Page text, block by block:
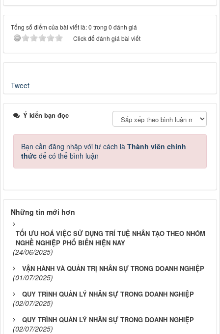
Tổng số điểm của bài viết là: 0 trong 0 đánh giá
Click để đánh giá bài viết
Tweet
Ý kiến bạn đọc
Bạn cần đăng nhập với tư cách là Thành viên chính
thức để có thể bình luận
Những tin mới hơn
TỐI ƯU HOÁ VIỆC SỬ DỤNG TRÍ TUỆ NHÂN TẠO THEO NHÓM
NGHỀ NGHIỆP PHỔ BIẾN HIỆN NAY
(24/06/2025)
VẬN HÀNH VÀ QUẢN TRỊ NHÂN SỰ TRONG DOANH NGHIỆP
(01/07/2025)
QUY TRÌNH QUẢN LÝ NHÂN SỰ TRONG DOANH NGHIỆP
(02/07/2025)
QUY TRÌNH QUẢN LÝ NHÂN SỰ TRONG DOANH NGHIỆP
(02/07/2025)